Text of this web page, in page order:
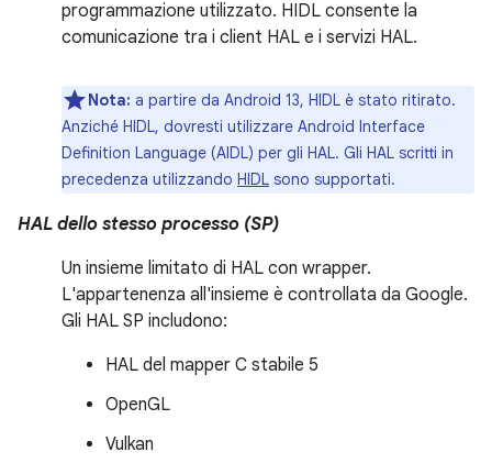
programmazione utilizzato. HIDL consente la
comunicazione tra i client HAL e i servizi HAL.
Nota: a partire da Android 13, HIDL è stato ritirato.
Anziché HIDL, dovresti utilizzare Android Interface
Definition Language (AIDL) per gli HAL. Gli HAL scritti in
precedenza utilizzando HIDL sono supportati.
HAL dello stesso processo (SP)
Un insieme limitato di HAL con wrapper.
L'appartenenza all'insieme è controllata da Google.
Gli HAL SP includono:
HAL del mapper C stabile 5
OpenGL
Vulkan